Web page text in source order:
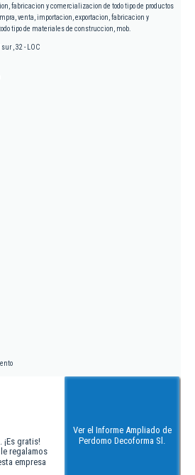
fabricacion y comercializacion de todo tipo de productos
venta, importacion, exportacion, fabricacion y
tipo de materiales de construccion, mob.
, 32 - LOC
¡Es gratis!
regalamos
empresa
Ver el Informe Ampliado de
Perdomo Decoforma Sl.